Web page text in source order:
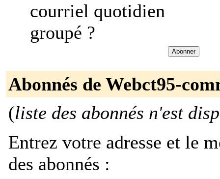
courriel quotidien
groupé ?
Abonnés de Webct95-
(liste des abonnés n'est
Entrez votre adresse et le
des abonnés :